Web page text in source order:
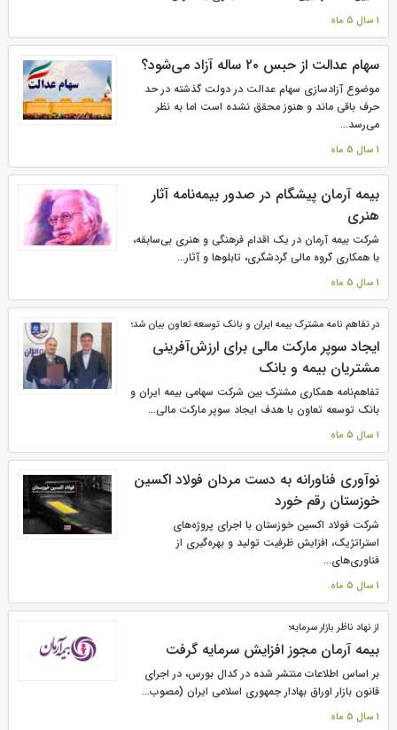
1 سال 5 ماه
سهام عدالت از حبس ۲۰ ساله آزاد می‌شود؟
موضوع آزادسازی سهام عدالت در دولت گذشته در حد
حرف باقی ماند و هنوز محقق نشده است اما به نظر
می‌رسد...
1 سال 5 ماه
بیمه آرمان پیشگام در صدور بیمه‌نامه آثار
هنری
شرکت بیمه آرمان در یک اقدام فرهنگی و هنری بی‌سابقه،
با همکاری گروه مالی گردشگری، تابلوها و آثار...
1 سال 5 ماه
در تفاهم نامه مشترک بیمه ایران و بانک توسعه تعاون بیان شد؛
ایجاد سوپر مارکت مالی برای ارزش‌آفرینی
مشتریان بیمه و بانک
تفاهم‌نامه همکاری مشترک بین شرکت سهامی بیمه ایران و
بانک توسعه تعاون با هدف ایجاد سوپر مارکت مالی...
1 سال 5 ماه
نوآوری فناورانه به دست مردان فولاد اکسین
خوزستان رقم خورد
شرکت فولاد اکسین خوزستان با اجرای پروژه‌های
استراتژیک، افزایش ظرفیت تولید و بهره‌گیری از
فناوری‌های...
1 سال 5 ماه
از نهاد ناظر بازار سرمایه؛
بیمه آرمان مجوز افزایش سرمایه گرفت
بر اساس اطلاعات منتشر شده در کدال بورس، در اجرای
قانون بازار اوراق بهادار جمهوری اسلامی ایران (مصوب...
1 سال 5 ماه